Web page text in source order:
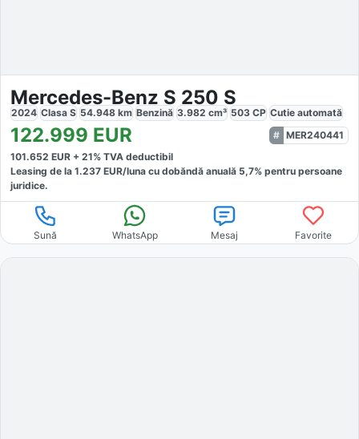
Mercedes-Benz S 250 S
2024 Clasa S 54.948 km Benzină 3.982 cm³ 503 CP Cutie automată
122.999 EUR
MER240441
101.652 EUR + 21% TVA deductibil
Leasing de la 1.237 EUR/luna cu dobăndă anuală 5,7% pentru persoane
juridice.
Sună WhatsApp Mesaj Favorite